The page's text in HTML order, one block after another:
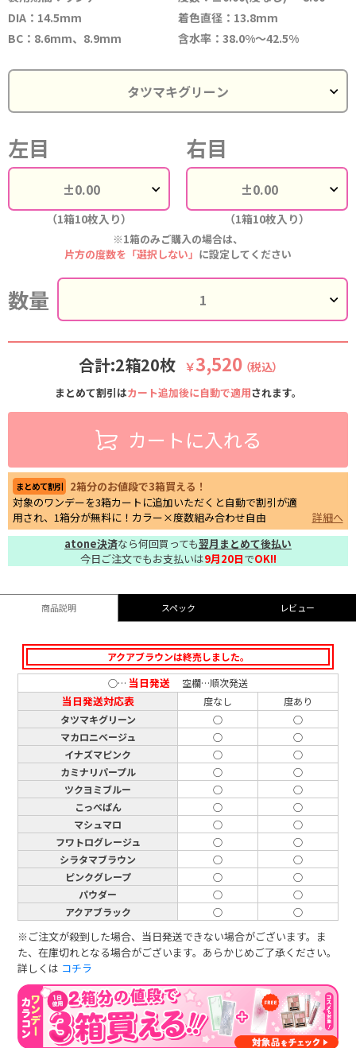
DIA：14.5mm
着色直径：13.8mm
BC：8.6mm、8.9mm
含水率：38.0%～42.5%
左目
（1箱10枚入り）
右目
（1箱10枚入り）
※1箱のみご購入の場合は、
片方の度数を「選択しない」 に設定してください
数量
合計:2箱20枚 ￥3,520 （税込）
まとめて割引はカート追加後に自動で適用されます。
カートに入れる
まとめて割引
2箱分のお値段で3箱買える！
対象のワンデーを3箱カートに追加いただくと自動で割引が適
用され、1箱分が無料に！カラー×度数組み合わせ自由
詳細へ
atone決済なら何回買っても翌月まとめて後払い
今日ご注文でもお支払いは9月20日でOK!!
商品説明 スペック レビュー
アクアブラウンは終売しました。
○… 当日発送 空欄…順次発送
当日発送対応表 度なし
度あり
タツマキグリーン
○
○
マカロニベージュ
○
○
イナズマピンク
○
○
カミナリパープル
○
○
ツクヨミブルー
○
○
こっぺぱん
○
○
マシュマロ
○
○
フワトログレージュ
○
○
シラタマブラウン
○
○
ピンクグレープ
○
○
パウダー
○
○
アクアブラック
○ ○
※ご注文が殺到した場合、当日発送できない場合がございます。ま
た、在庫切れとなる場合がございます。あらかじめご了承ください。
詳しくは コチラ